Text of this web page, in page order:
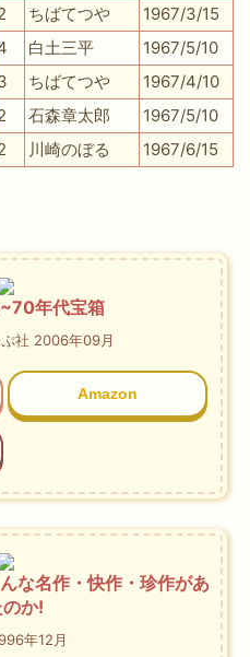
ちばてつや
1967/3/15
白土三平
1967/5/10
ちばてつや
1967/4/10
石森章太郎
1967/5/10
川崎のぼる 1967/6/15
年代宝箱
社 2006年09月
Amazon
な名作・快作・珍作があ
のか!
年12月